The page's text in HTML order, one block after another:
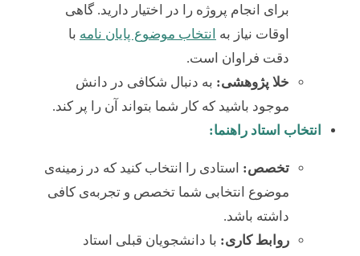
برای انجام پروژه را در اختیار دارید. گاهی
اوقات نیاز به انتخاب موضوع پایان نامه با
دقت فراوان است.
خلا پژوهشی: به دنبال شکافی در دانش
موجود باشید که کار شما بتواند آن را پر کند.
انتخاب استاد راهنما:
تخصص: استادی را انتخاب کنید که در زمینه‌ی
موضوع انتخابی شما تخصص و تجربه‌ی کافی
داشته باشد.
روابط کاری: با دانشجویان قبلی استاد